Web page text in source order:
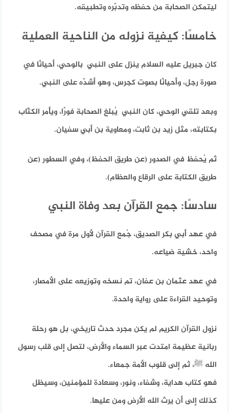
ليتمكن الصحابة من حفظه وتدبّره وتطبيقه.
خامسًا: كيفية نزوله من الناحية العملية
كان جبريل عليه السلام ينزل على النبي بالوحي، أحيانًا في
صورة رجل، وأحيانًا بصوت كجرس، وهو أشدّه على النبي.
وبعد تلقي الوحي، كان النبي يُبلغ الصحابة فورًا، ويأمر الكتّاب
بكتابته، مثل زيد بن ثابت، ومعاوية بن أبي سفيان.
ثم يُحفظ في الصدور (عن طريق الحفظ)، وفي السطور (عن
طريق الكتابة على الرقاع والعظام).
سادسًا: جمع القرآن بعد وفاة النبي
في عهد أبي بكر الصديق، جُمع القرآن لأول مرة في مصحف
واحد، خشية ضياعه.
في عهد عثمان بن عفان، تم نسخه وتوزيعه على الأمصار،
وتوحيد القراءة على رواية واحدة.
نزول القرآن الكريم لم يكن مجرد حدث تاريخي، بل هو رحلة
ربانية عظيمة امتدت عبر السماء والأرض، لتصل إلى قلب رسول
الله ﷺ، ثم إلى قلوب الأمة جمعاء.
فهو كتاب هداية، وشفاء، ونور، وسعادة للمؤمنين، وسيظل
كذلك إلى أن يرث الله الأرض ومن عليها.